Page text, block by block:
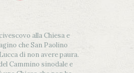
alla Chiesa e
che San Paolino
di non avere paura.
Cammino sinodale e